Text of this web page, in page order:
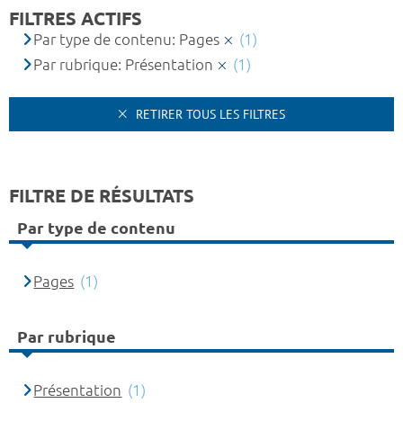
FILTRES ACTIFS
Par type de contenu: Pages
(1)
Par rubrique: Présentation
(1)
RETIRER TOUS LES FILTRES
FILTRE DE RÉSULTATS
Par type de contenu
Pages (1)
Par rubrique
Présentation (1)